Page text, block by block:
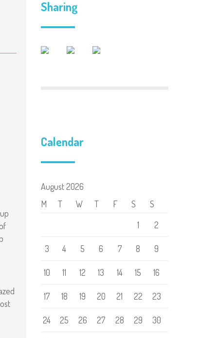
Sharing
Calendar
August 2026
M
T W T F S S
1 2
3 4 5 6 7 8 9
10 11 12 13 14 15 16
17 18 19 20 21 22 23
24 25 26 27 28 29 30